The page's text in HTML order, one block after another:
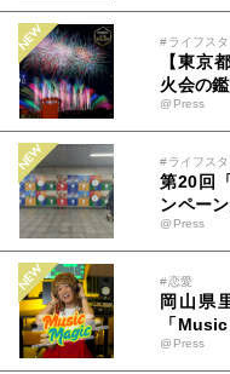
大人の
先行予約
#ライフス
【東京
火会の
@Press
#ライフス
第20回
ンペー
らの物
@Press
#恋愛
岡山県
「
@Press